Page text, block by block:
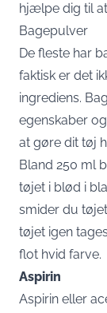
hjælpe dig til
Bagepulver
De fleste har
faktisk er det
ingrediens.
egenskaber
at gøre dit tøj
Bland 250 ml
tøjet i blød i
smider du
tøjet igen
flot hvid farve.
Aspirin
Aspirin eller